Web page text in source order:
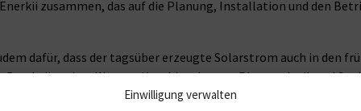
Einwilligung verwalten
zusammen, das auf die Planung, Installation und den
dafür, dass der tagsüber erzeugte Solarstrom auch in den
Durch diese intelligente Kombination aus Photovoltaik und
aus eigener, grüner Erzeugung.